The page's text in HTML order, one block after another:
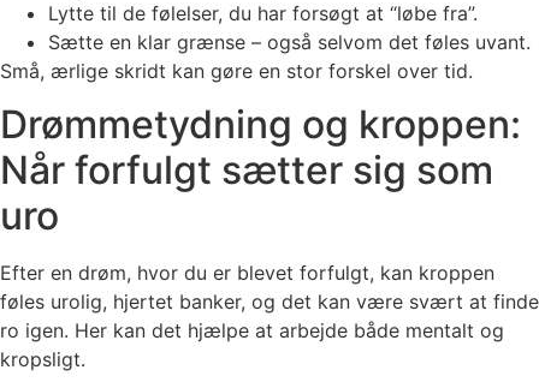
Lytte til de følelser, du har forsøgt at “løbe fra”.
Sætte en klar grænse – også selvom det føles uvant.
Små, ærlige skridt kan gøre en stor forskel over tid.
Drømmetydning og kroppen:
Når forfulgt sætter sig som
uro
Efter en drøm, hvor du er blevet forfulgt, kan kroppen
føles urolig, hjertet banker, og det kan være svært at finde
ro igen. Her kan det hjælpe at arbejde både mentalt og
kropsligt.